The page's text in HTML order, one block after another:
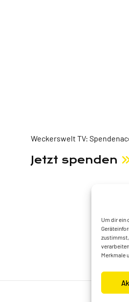
Um dir ein
zustimmst,
Merkmale
Weckerswelt TV:
Jetzt spenden